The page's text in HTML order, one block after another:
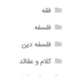
فقه
فلسفه
فلسفه دین
کلام و عقائد